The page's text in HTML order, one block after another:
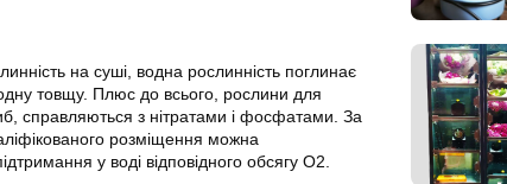
на суші, водна рослинність поглинає
товщу. Плюс до всього, рослини для
справляються з нітратами і фосфатами. За
розміщення можна
у воді відповідного обсягу О2.